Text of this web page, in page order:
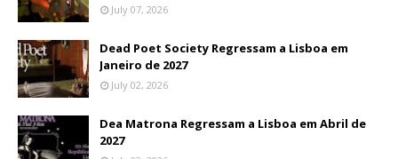
July 07, 2026
Dead Poet Society Regressam a Lisboa em
Janeiro de 2027
July 02, 2026
Dea Matrona Regressam a Lisboa em Abril de
2027